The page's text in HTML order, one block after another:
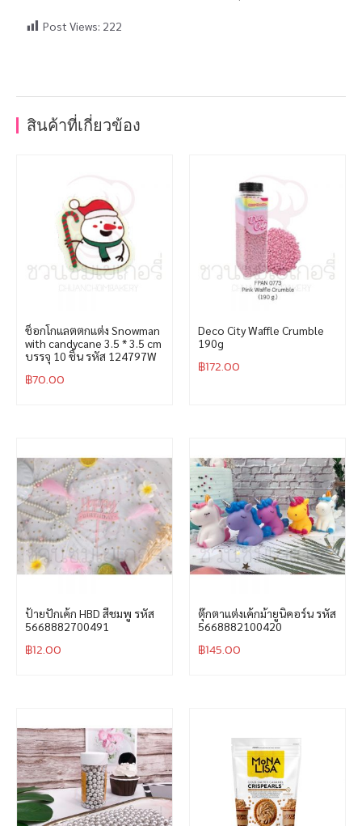
Post Views: 222
สินค้าที่เกี่ยวข้อง
ช็อกโกแลตตกแต่ง Snowman
with candycane 3.5 * 3.5 cm
บรรจุ 10 ชิ้น รหัส 124797W
฿70.00
Deco City Waffle Crumble
190g
฿172.00
ป้ายปักเค้ก HBD สีชมพู รหัส
5668882700491
฿12.00
ตุ๊กตาแต่งเค้กม้ายูนิคอร์น รหัส
5668882100420
฿145.00